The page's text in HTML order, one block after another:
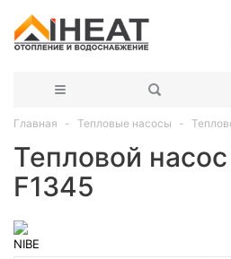
Главная Тепловые насосы
Тепловой
F1345